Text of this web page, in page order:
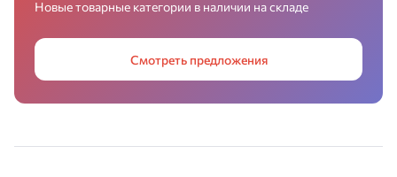
Новые товарные категории в наличии на складе
Смотреть предложения